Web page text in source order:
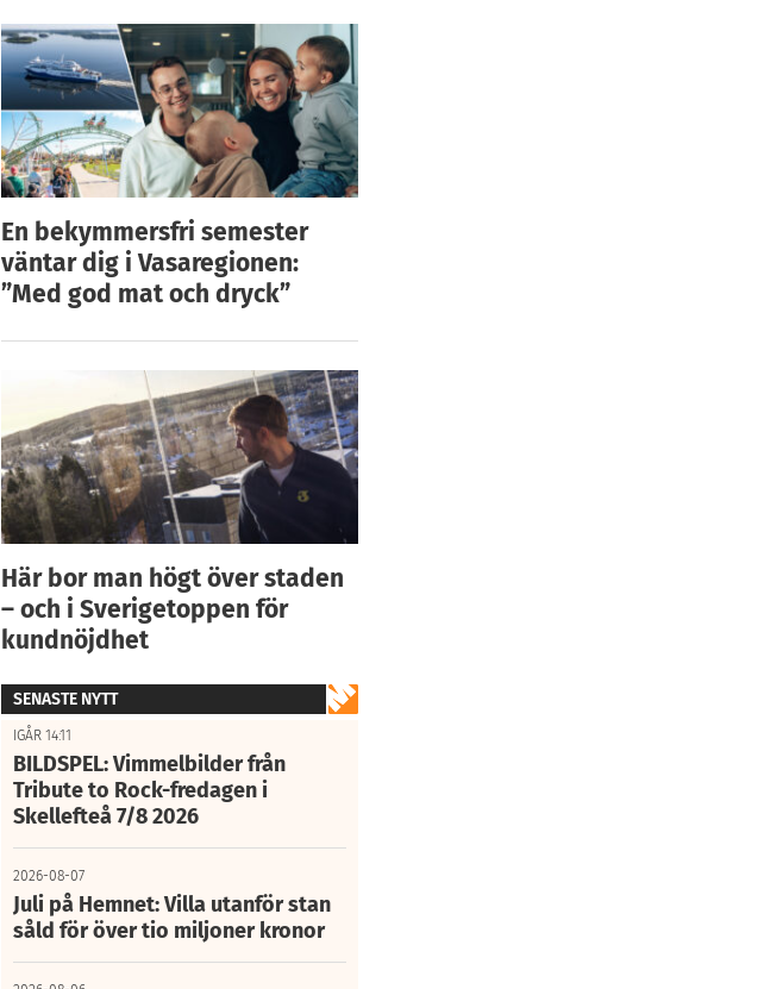
En bekymmersfri semester
väntar dig i Vasaregionen:
”Med god mat och dryck”
Här bor man högt över staden
– och i Sverigetoppen för
kundnöjdhet
SENASTE NYTT
IGÅR 14:11
BILDSPEL: Vimmelbilder från
Tribute to Rock-fredagen i
Skellefteå 7/8 2026
2026-08-07
Juli på Hemnet: Villa utanför stan
såld för över tio miljoner kronor